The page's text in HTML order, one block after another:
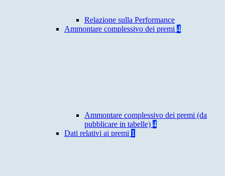
Relazione sulla Performance
Ammontare complessivo dei premi 4
Ammontare complessivo dei premi (da
pubblicare in tabelle) 4
Dati relativi ai premi 1